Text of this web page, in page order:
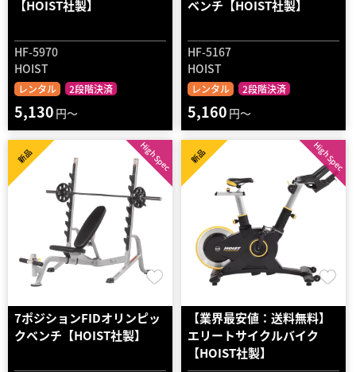
【HOIST社製】
HF-5970
HOIST
レンタル 2段階決済
5,130 円～
ベンチ【HOIST社製】
HF-5167
HOIST
レンタル 2段階決済
5,160 円～
7ポジションFIDオリンピッ
クベンチ【HOIST社製】
High Spec
新品
【業界最安値：送料無料】
エリートサイクルバイク
【HOIST社製】
High Spec
新品